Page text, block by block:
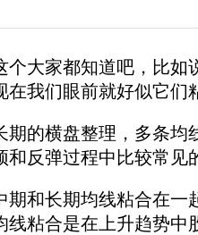
个大家都知道吧，比如
我们眼前就好似它们
横盘整理，多条均
反弹过程中比较常见
长期均线粘合在一
粘合是在上升趋势中